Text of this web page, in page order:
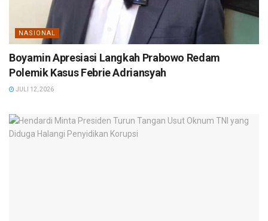
NASIONAL
Boyamin Apresiasi Langkah Prabowo Redam
Polemik Kasus Febrie Adriansyah
JULI 12, 2026